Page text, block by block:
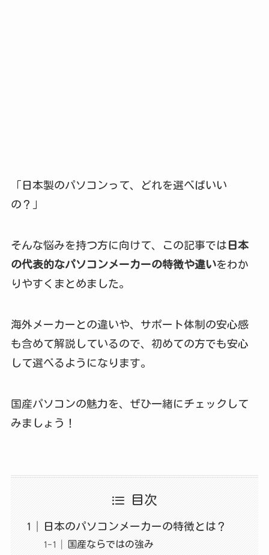
「日本製のパソコンって、どれを選べばいい
の？」
そんな悩みを持つ方に向けて、この記事では 日本
の代表的なパソコンメーカーの特徴や違いをわか
りやすくまとめました。
海外メーカーとの違いや、サポート体制の安心感
も含めて解説しているので、初めての方でも安心
して選べるようになります。
国産パソコンの魅力を、ぜひ一緒にチェックして
みましょう！
目次
日本のパソコンメーカーの特徴とは？
国産ならではの強み